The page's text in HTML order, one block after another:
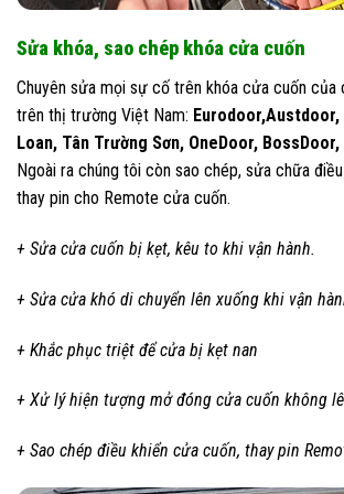
Sửa khóa, sao chép khóa cửa cuốn
Chuyên sửa mọi sự cố trên khóa cửa cuốn của
trên thị trường Việt Nam:
Loan, Tân Trường Sơn, OneDoor, BossDoor,
Ngoài ra chúng tôi còn sao chép, sửa chữa
thay pin cho Remote cửa cuốn.
+ Sửa cửa cuốn bị kẹt, kêu to khi vận hành.
+ Sửa cửa khó di chuyển lên xuống khi vận
+ Khắc phục triệt để cửa bị kẹt nan
+ Xử lý hiện tượng mở đóng cửa cuốn không
+ Sao chép điều khiển cửa cuốn, thay pin